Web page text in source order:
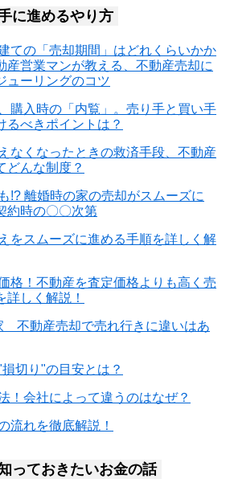
に進めるやり方
ての「売却期間」はどれくらいかか
営業マンが教える、不動産売却に
ューリングのコツ
購入時の「内覧」。売り手と買い手
るべきポイントは？
なくなったときの救済手段、不動産
どんな制度？
!? 離婚時の家の売却がスムーズに
約時の〇〇次第
をスムーズに進める手順を詳しく解
格！不動産を査定価格よりも高く売
詳しく解説！
不動産売却で売れ行きに違いはあ
切り"の目安とは？
！会社によって違うのはなぜ？
流れを徹底解説！
っておきたいお金の話